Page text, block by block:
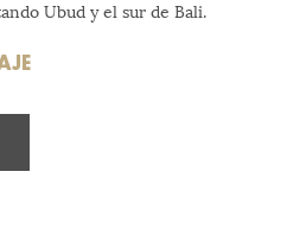
Ubud y el sur de Bali.